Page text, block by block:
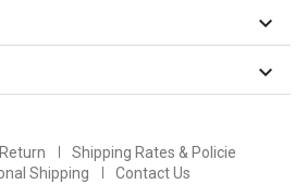


Shipping Rates & Policie
Shipping
Contact Us